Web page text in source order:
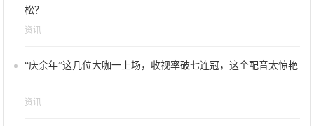
松？
资讯
“庆余年”这几位大咖一上场，收视率破七连冠，这个配音太惊艳
资讯